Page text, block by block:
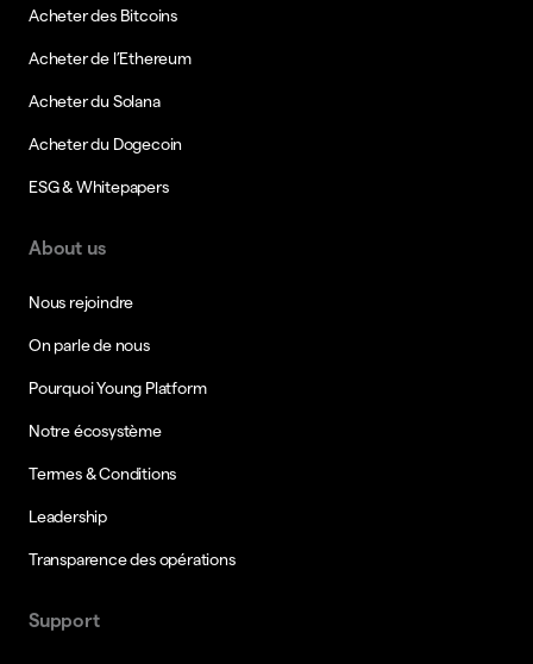
Acheter des Bitcoins
Acheter de l’Ethereum
Acheter du Solana
Acheter du Dogecoin
ESG & Whitepapers
About us
Nous rejoindre
On parle de nous
Pourquoi Young Platform
Notre écosystème
Termes & Conditions
Leadership
Transparence des opérations
Support